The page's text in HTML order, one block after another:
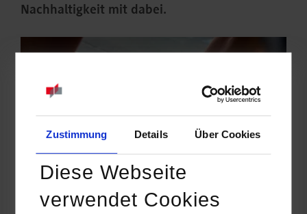
Zustimmung Details Über Cookies
Diese Webseite
verwendet Cookies
Nachhaltigkeit mit dabei.